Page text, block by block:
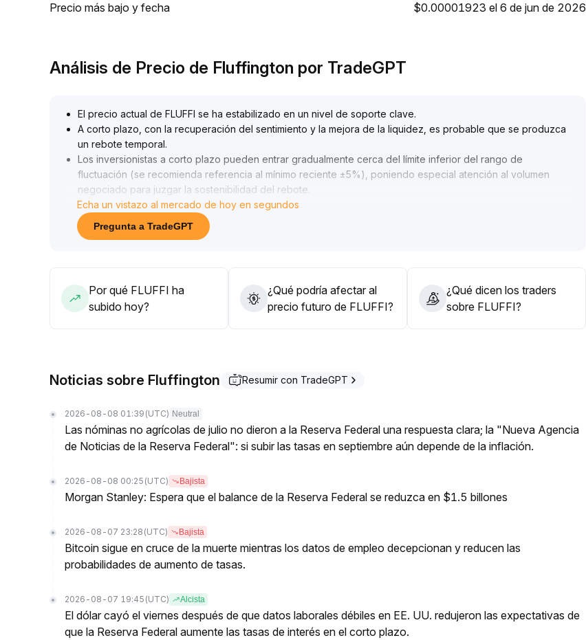
Precio más bajo y fecha
$0.00001923 el 6 de jun de 2026
Análisis de Precio de Fluffington por TradeGPT
El precio actual de FLUFFI se ha estabilizado en un nivel de soporte clave.
A corto plazo, con la recuperación del sentimiento y la mejora de la liquidez, es probable que se produzca
un rebote temporal.
Los inversionistas a corto plazo pueden entrar gradualmente cerca del límite inferior del rango de
fluctuación (se recomienda referencia al mínimo reciente ±5%), poniendo especial atención al volumen
negociado para juzgar la sostenibilidad del rebote
A largo plazo, la liquidez macroeconómica y los datos en cadena aún no muestran una mejora significativa
Si no hay una ruptura con aumento de volumen y entrada continua de capital, existe el riesgo de una
recaída.
Echa un vistazo al mercado de hoy en segundos
Pregunta a TradeGPT
Por qué FLUFFI ha
subido hoy?
¿Qué podría afectar al
precio futuro de FLUFFI?
¿Qué dicen los traders
sobre FLUFFI?
Noticias sobre Fluffington Resumir con TradeGPT
2026-08-08 01:39 (UTC) Neutral
Las nóminas no agrícolas de julio no dieron a la Reserva Federal una respuesta clara; la "Nueva Agencia
de Noticias de la Reserva Federal": si subir las tasas en septiembre aún depende de la inflación.
2026-08-08 00:25 (UTC) Bajista
Morgan Stanley: Espera que el balance de la Reserva Federal se reduzca en $1.5 billones
2026-08-07 23:28 (UTC) Bajista
Bitcoin sigue en cruce de la muerte mientras los datos de empleo decepcionan y reducen las
probabilidades de aumento de tasas.
2026-08-07 19:45 (UTC) Alcista
El dólar cayó el viernes después de que datos laborales débiles en EE. UU. redujeron las expectativas de
que la Reserva Federal aumente las tasas de interés en el corto plazo.